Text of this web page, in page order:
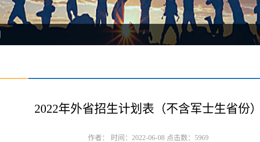
2022年外省招生计划表（不含军士生省份
作者： 时间：2022-06-08 点击数： 5969